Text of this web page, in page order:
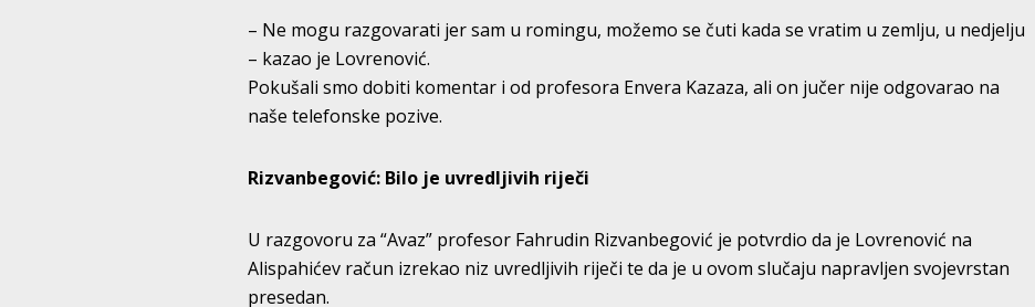
– Ne mogu razgovarati jer sam u romingu, možemo se čuti kada se vratim u zemlju, u nedjelju
– kazao je Lovrenović.
Pokušali smo dobiti komentar i od profesora Envera Kazaza, ali on jučer nije odgovarao na
naše telefonske pozive.
Rizvanbegović: Bilo je uvredljivih riječi
U razgovoru za “Avaz” profesor Fahrudin Rizvanbegović je potvrdio da je Lovrenović na
Alispahićev račun izrekao niz uvredljivih riječi te da je u ovom slučaju napravljen svojevrstan
presedan.